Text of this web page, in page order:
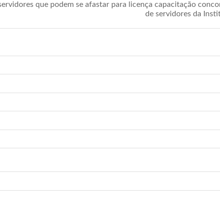
que podem se afastar para licença capacitação
de servidores da